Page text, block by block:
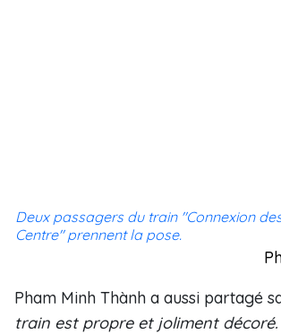
Deux passagers du train "Connexion
Centre" prennent la pose.
Pham Minh Thành a aussi partagé
train est propre et joliment décoré.